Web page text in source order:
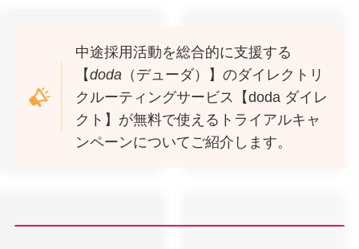
中途採用活動を総合的に支援する
【doda （デューダ）】のダイレクトリ
クルーティングサービス【doda ダイレ
クト】が無料で使えるトライアルキャ
ンペーンについてご紹介します。